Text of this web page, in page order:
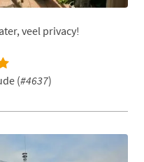
veel privacy!
(#4637)